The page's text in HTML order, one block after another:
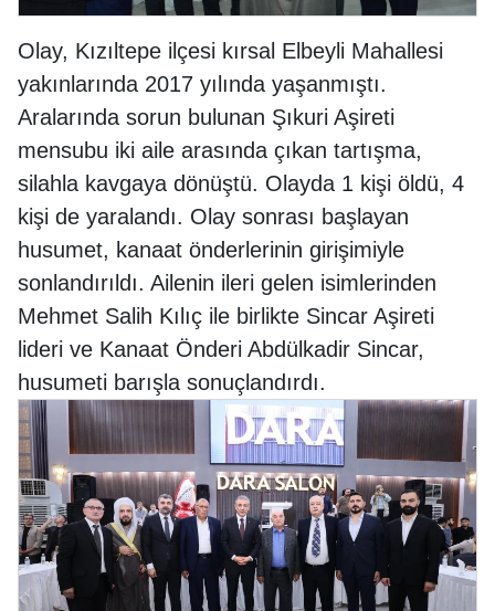
Olay, Kızıltepe ilçesi kırsal Elbeyli Mahallesi
yakınlarında 2017 yılında yaşanmıştı.
Aralarında sorun bulunan Şıkuri Aşireti
mensubu iki aile arasında çıkan tartışma,
silahla kavgaya dönüştü. Olayda 1 kişi öldü, 4
kişi de yaralandı. Olay sonrası başlayan
husumet, kanaat önderlerinin girişimiyle
sonlandırıldı. Ailenin ileri gelen isimlerinden
Mehmet Salih Kılıç ile birlikte Sincar Aşireti
lideri ve Kanaat Önderi Abdülkadir Sincar,
husumeti barışla sonuçlandırdı.